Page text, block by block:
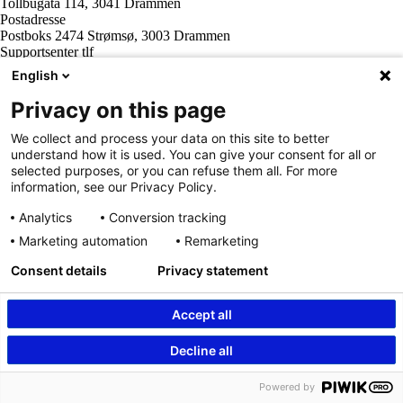
Tall og fakta
Om Uloba
Kontakt Uloba
Supportsenter
Postadresse
Postboks 2474 Strømsø, 3003 Drammen
Supportsenter tlf
800 20 202
Sentralbord tlf
32 20 59 10
Organisasjonsnummer
963 890 095
English
Privacy on this page
We collect and process your data on this site to better
understand how it is used. You can give your consent for all or
selected purposes, or you can refuse them all. For more
information, see our Privacy Policy.
Analytics
Conversion tracking
Marketing automation
Remarketing
Accept all
Decline all
Consent details Privacy statement
Powered by